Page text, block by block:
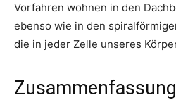
Vorfahren wohnen in den
ebenso wie in den
die in jeder Zelle unseres
Zusammenfassung